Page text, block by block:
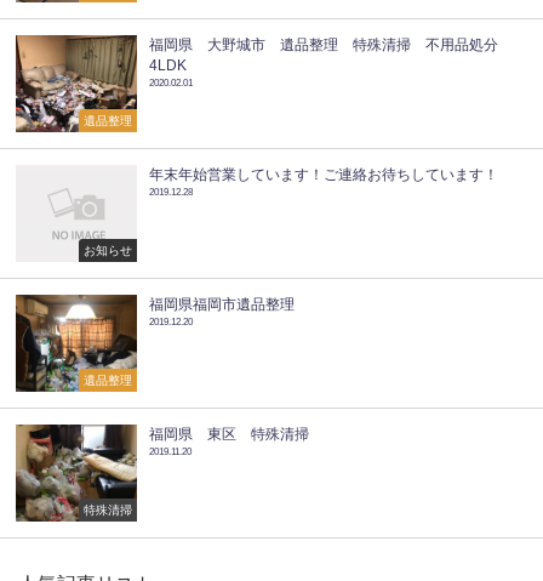
遺品整理
福岡県 大野城市 遺品整理 特殊清掃 不用品処分
4LDK
2020.02.01
お知らせ
年末年始営業しています！ご連絡お待ちしています！
2019.12.28
遺品整理
福岡県福岡市遺品整理
2019.12.20
特殊清掃
福岡県 東区 特殊清掃
2019.11.20